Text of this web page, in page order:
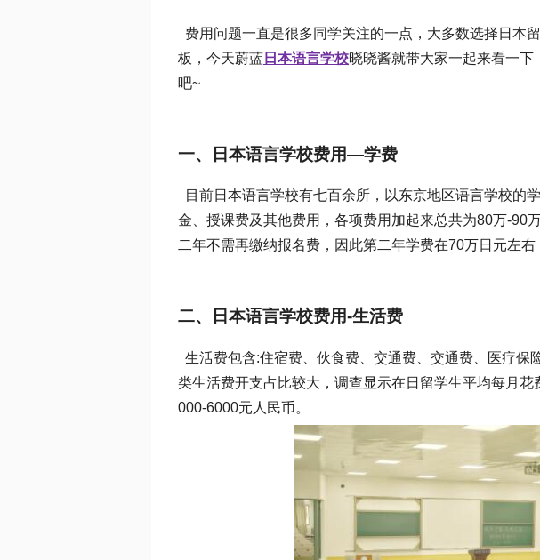
费用问题一直是很多同学关注的一点，大多数选择日本
板，今天蔚蓝 日本语言学校晓晓酱就带大家一起来看一
吧~
一、日本语言学校费用—学费
目前日本语言学校有七百余所，以东京地区语言学校的
金、授课费及其他费用，各项费用加起来总共为80万-90
二年不需再缴纳报名费，因此第二年学费在70万日元左
二、日本语言学校费用-生活费
生活费包含:住宿费、伙食费、交通费、交通费、医疗保
类生活费开支占比较大，调查显示在日留学生平均每月
000-6000元人民币。